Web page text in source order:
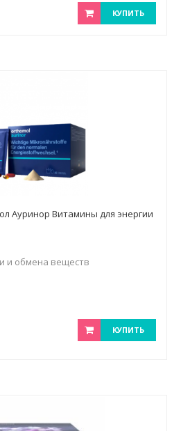
КУПИТЬ
Ауринор Витамины для энергии
и обмена веществ
КУПИТЬ